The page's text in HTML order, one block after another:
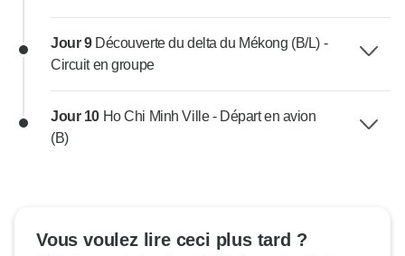
Jour 9 Découverte du delta du Mékong (B/L) -
Circuit en groupe
Jour 10 Ho Chi Minh Ville - Départ en avion
(B)
Vous voulez lire ceci plus tard ?